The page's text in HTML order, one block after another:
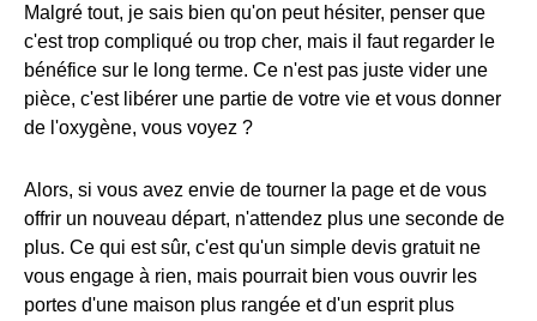
Malgré tout, je sais bien qu'on peut hésiter, penser que
c'est trop compliqué ou trop cher, mais il faut regarder le
bénéfice sur le long terme. Ce n'est pas juste vider une
pièce, c'est libérer une partie de votre vie et vous donner
de l'oxygène, vous voyez ?
Alors, si vous avez envie de tourner la page et de vous
offrir un nouveau départ, n'attendez plus une seconde de
plus. Ce qui est sûr, c'est qu'un simple devis gratuit ne
vous engage à rien, mais pourrait bien vous ouvrir les
portes d'une maison plus rangée et d'un esprit plus